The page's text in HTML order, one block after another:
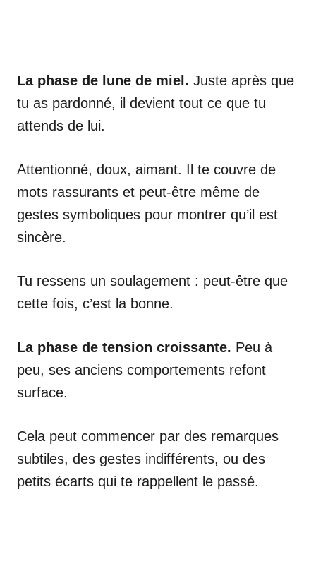
La phase de lune de miel. Juste après que
tu as pardonné, il devient tout ce que tu
attends de lui.
Attentionné, doux, aimant. Il te couvre de
mots rassurants et peut-être même de
gestes symboliques pour montrer qu’il est
sincère.
Tu ressens un soulagement : peut-être que
cette fois, c’est la bonne.
La phase de tension croissante. Peu à
peu, ses anciens comportements refont
surface.
Cela peut commencer par des remarques
subtiles, des gestes indifférents, ou des
petits écarts qui te rappellent le passé.